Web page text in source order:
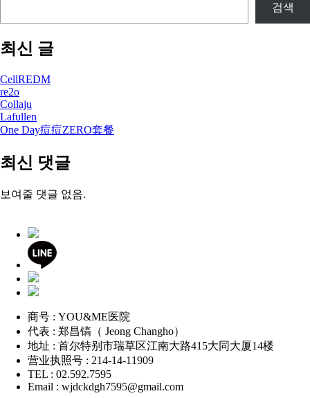
검색
최신 글
CellREDM
re2o
Collaju
Lafullen
One Day痘痘ZERO套餐
최신 댓글
보여줄 댓글 없음.
商号 : YOU&ME医院
代表 : 郑昌镐（ Jeong Changho）
地址 : 首尔特别市瑞草区江南大路415大同大厦14楼
营业执照号 : 214-14-11909
TEL : 02.592.7595
Email : wjdckdgh7595@gmail.com